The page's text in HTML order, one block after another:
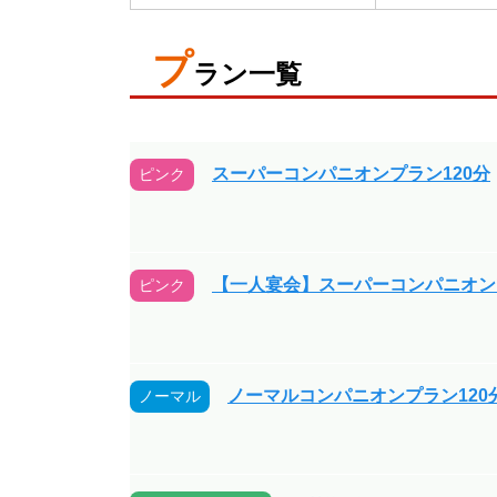
プラン一覧
ピンク スーパーコンパニオンプラン120分
ピンク 【一人宴会】スーパーコンパニオ
ノーマル ノーマルコンパニオンプラン120